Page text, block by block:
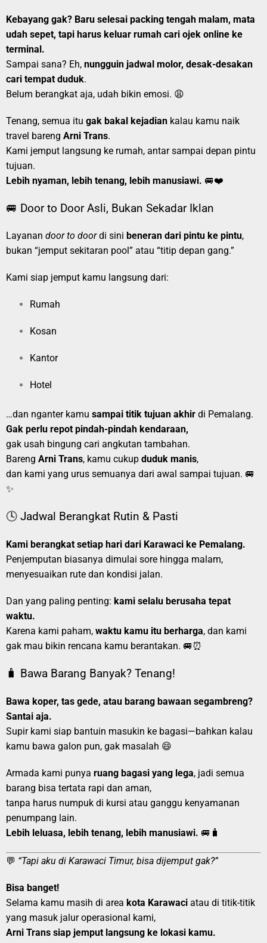
Kebayang gak? Baru selesai packing tengah malam, mata
udah sepet, tapi harus keluar rumah cari ojek online ke
terminal.
Sampai sana? Eh, nungguin jadwal molor, desak-desakan
cari tempat duduk.
Belum berangkat aja, udah bikin emosi. 😩
Tenang, semua itu gak bakal kejadian kalau kamu naik
travel bareng Arni Trans.
Kami jemput langsung ke rumah, antar sampai depan pintu
tujuan.
Lebih nyaman, lebih tenang, lebih manusiawi. 🚐❤️
🚐 Door to Door Asli, Bukan Sekadar Iklan
Layanan door to doordi sini beneran dari pintu ke pintu,
bukan “jemput sekitaran pool” atau “titip depan gang.”
Kami siap jemput kamu langsung dari:
Rumah
Kosan
Kantor
Hotel
…dan nganter kamu sampai titik tujuan akhir di Pemalang.
Gak perlu repot pindah-pindah kendaraan,
gak usah bingung cari angkutan tambahan.
Bareng Arni Trans, kamu cukup duduk manis,
dan kami yang urus semuanya dari awal sampai tujuan. 🚐
✨
🕓 Jadwal Berangkat Rutin & Pasti
Kami berangkat setiap hari dari Karawaci ke Pemalang.
Penjemputan biasanya dimulai sore hingga malam,
menyesuaikan rute dan kondisi jalan.
Dan yang paling penting: kami selalu berusaha tepat
waktu.
Karena kami paham, waktu kamu itu berharga, dan kami
gak mau bikin rencana kamu berantakan. 🚐⏰
🧳 Bawa Barang Banyak? Tenang!
Bawa koper, tas gede, atau barang bawaan segambreng?
Santai aja.
Supir kami siap bantuin masukin ke bagasi—bahkan kalau
kamu bawa galon pun, gak masalah 😄
Armada kami punya ruang bagasi yang lega, jadi semua
barang bisa tertata rapi dan aman,
tanpa harus numpuk di kursi atau ganggu kenyamanan
penumpang lain.
Lebih leluasa, lebih tenang, lebih manusiawi. 🚐🧳
💬 “Tapi aku di Karawaci Timur, bisa dijemput gak?”
Bisa banget!
Selama kamu masih di area kota Karawaci atau di titik-titik
yang masuk jalur operasional kami,
Arni Trans siap jemput langsung ke lokasi kamu.